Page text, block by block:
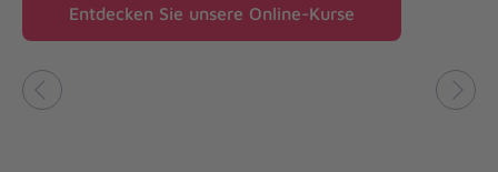
Entdecken Sie unsere Online-Kurse
Vorheriges